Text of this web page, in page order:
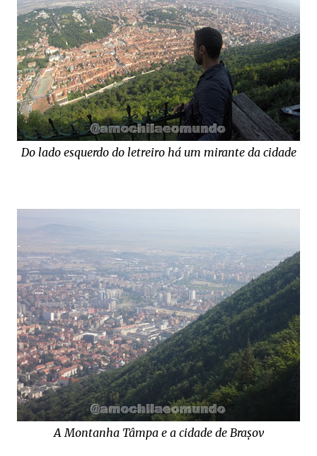
Do lado esquerdo do letreiro há um mirante da cidade
A Montanha Tâmpa e a cidade de Brașov